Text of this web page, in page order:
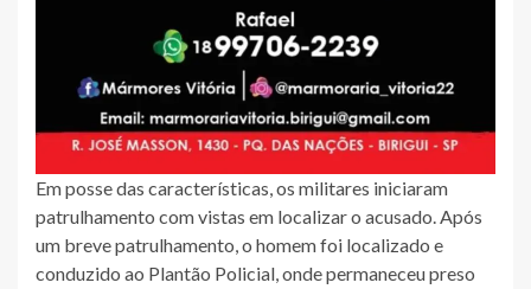
Em posse das características, os militares iniciaram
patrulhamento com vistas em localizar o acusado. Após
um breve patrulhamento, o homem foi localizado e
conduzido ao Plantão Policial, onde permaneceu preso